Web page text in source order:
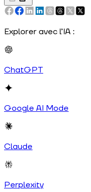
Explorer avec l’IA :
ChatGPT
Google AI Mode
Claude
Perplexity